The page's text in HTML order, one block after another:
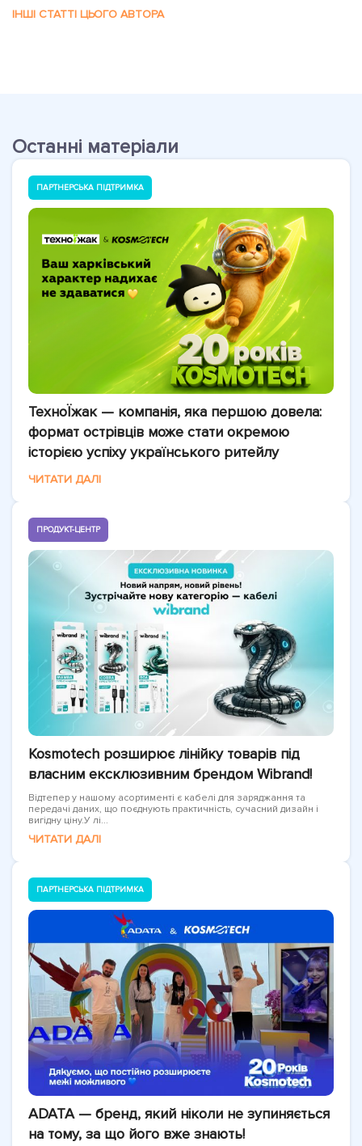
ІНШІ СТАТТІ ЦЬОГО АВТОРА
Останні матеріали
ПАРТНЕРСЬКА ПІДТРИМКА
ТехноЇжак — компанія, яка першою довела:
формат острівців може стати окремою
історією успіху українського ритейлу
ЧИТАТИ ДАЛІ
ПРОДУКТ-ЦЕНТР
Kosmotech розширює лінійку товарів під
власним ексклюзивним брендом Wibrand!
Відтепер у нашому асортименті є кабелі для заряджання та
передачі даних, що поєднують практичність, сучасний дизайн і
вигідну ціну.У лі...
ЧИТАТИ ДАЛІ
ПАРТНЕРСЬКА ПІДТРИМКА
ADATA — бренд, який ніколи не зупиняється
на тому, за що його вже знають!